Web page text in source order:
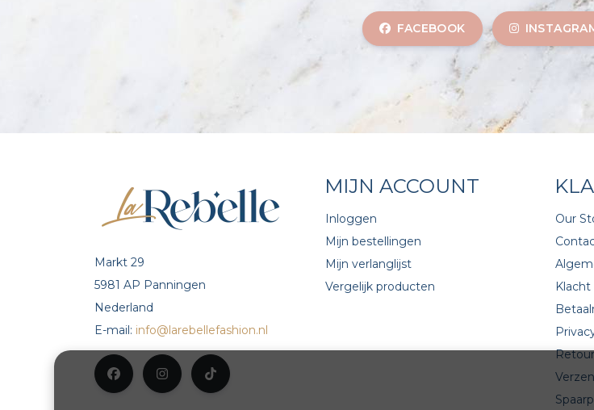
FACEBOOK
Markt 29
5981 AP Panningen
Nederland
E-mail: info@larebellefashion.nl
MIJN ACCOUNT
Inloggen
Mijn bestellingen
Mijn verlanglijst
Vergelijk producten
Our
Klacht